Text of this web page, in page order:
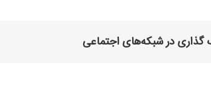
گذاری در شبکه‌های اجتماعی